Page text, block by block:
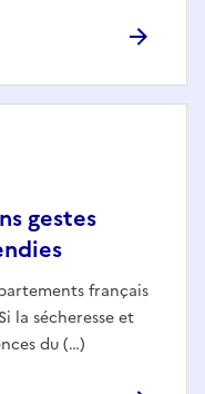
gestes
français
la sécheresse et
du (…)